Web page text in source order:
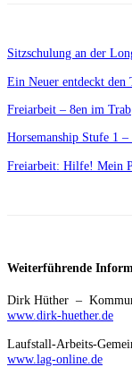
Sitzschulung an der
Ein Neuer entdeckt den
Freiarbeit – 8en im Trab
Horsemanship Stufe 1
Freiarbeit: Hilfe! Mein
Weiterführende
Dirk Hüther –
www.dirk-huether.de
Laufstall-Arbeits-
www.lag-online.de